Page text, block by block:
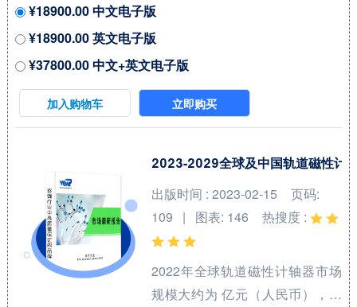
年复合增长率(CAGR)为 %。中国
市场核心厂商包括KEYSTONE、
Kool Wrap、DEI、Electrolock和
Design Engineering等，按收入
计，2021年中国市场前三大厂商
产品类型方面来看，电池绝缘套
额将达到 %。同时就应用来看，
汽车在2021年份额大约是 %，未
来几年CAGR大约为 %。 本报告
研究中...
¥18900.00 中文电子版
¥18900.00 英文电子版
¥37800.00 中文+英文电子版
加入购物车 立即购买
2023-2029全球及中国轨道磁性计
出版时间 : 2023-02-15
页码:
109 | 图表: 146
热搜度 :
2022年全球轨道磁性计轴器市场
规模大约为 亿元（人民币），预